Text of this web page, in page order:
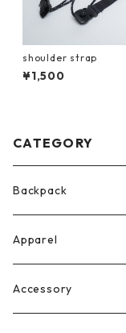
shoulder strap
¥1,500
CATEGORY
Backpack
Apparel
Accessory